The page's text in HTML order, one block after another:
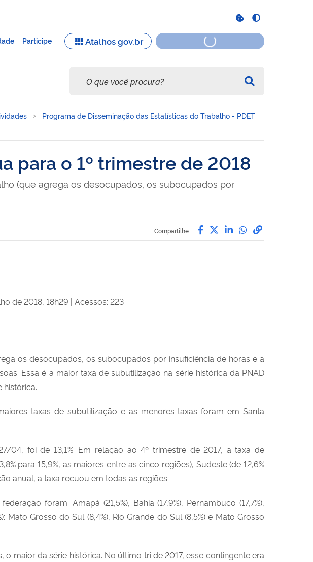
Programa de Disseminação das Estatísticas do Trabalho - PDET
para o 1º trimestre de 2018
(que agrega os desocupados, os subocupados por
Compartilhe: Compartilhe por
Compartilhe por
Compartilhe por
Compartilhe
link para
de 2018, 18h29 | Acessos: 223
os desocupados, os subocupados por insuficiência de horas e a
Essa é a maior taxa de subutilização na série histórica da PNAD
histórica.
taxas de subutilização e as menores taxas foram em Santa
foi de 13,1%. Em relação ao 4º trimestre de 2017, a taxa de
para 15,9%, as maiores entre as cinco regiões), Sudeste (de 12,6%
anual, a taxa recuou em todas as regiões.
foram: Amapá (21,5%), Bahia (17,9%), Pernambuco (17,7%),
Mato Grosso do Sul (8,4%), Rio Grande do Sul (8,5%) e Mato Grosso
maior da série histórica. No último tri de 2017, esse contingente era